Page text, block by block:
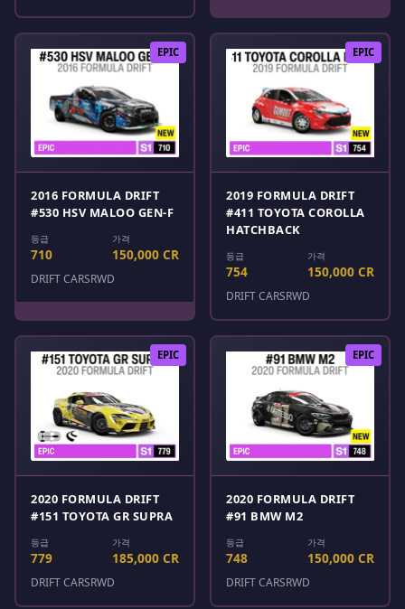
EPIC
2016 FORMULA DRIFT
#530 HSV MALOO GEN-F
등급
710
가격
150,000 CR
DRIFT CARSRWD
EPIC
2019 FORMULA DRIFT
#411 TOYOTA COROLLA
HATCHBACK
등급
754
가격
150,000 CR
DRIFT CARSRWD
EPIC
2020 FORMULA DRIFT
#151 TOYOTA GR SUPRA
등급
779
가격
185,000 CR
DRIFT CARSRWD
EPIC
2020 FORMULA DRIFT
#91 BMW M2
등급
748
가격
150,000 CR
DRIFT CARSRWD